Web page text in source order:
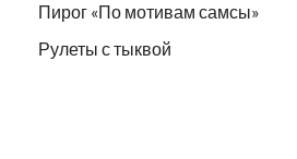
Пирог «По мотивам самсы»
Рулеты с тыквой